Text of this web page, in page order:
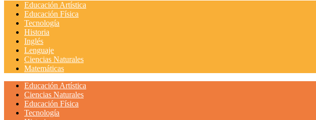
Educación Artística
Educación Física
Tecnología
Historia
Inglés
Lenguaje
Ciencias Naturales
Matemáticas
Educación Artística
Ciencias Naturales
Educación Física
Tecnología